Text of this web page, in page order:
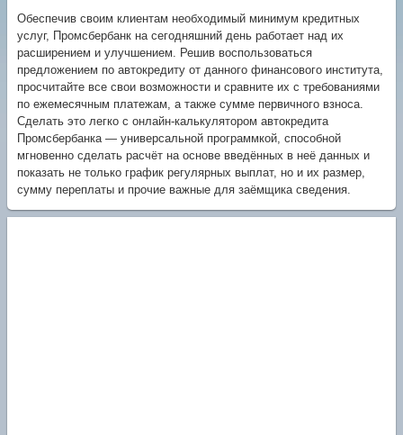
Обеспечив своим клиентам необходимый минимум кредитных
услуг, Промсбербанк на сегодняшний день работает над их
расширением и улучшением. Решив воспользоваться
предложением по автокредиту от данного финансового института,
просчитайте все свои возможности и сравните их с требованиями
по ежемесячным платежам, а также сумме первичного взноса.
Сделать это легко с онлайн-калькулятором автокредита
Промсбербанка — универсальной программкой, способной
мгновенно сделать расчёт на основе введённых в неё данных и
показать не только график регулярных выплат, но и их размер,
сумму переплаты и прочие важные для заёмщика сведения.